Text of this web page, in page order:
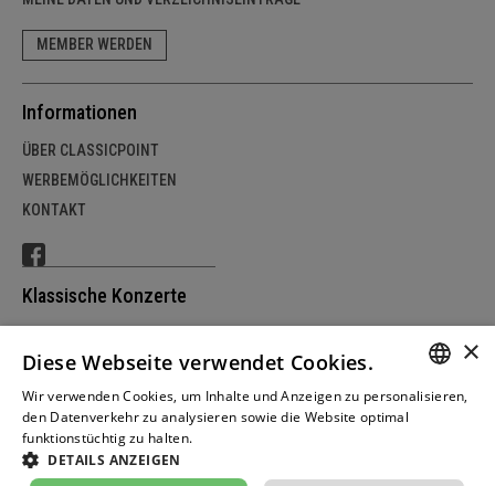
MEMBER WERDEN
Informationen
ÜBER CLASSICPOINT
WERBEMÖGLICHKEITEN
KONTAKT
Klassische Konzerte
DEUTSCHLAND
ÖSTERREICH
© copyright by classicpoint.net | Design und
×
Diese Webseite verwendet Cookies.
Wir verwenden Cookies, um Inhalte und Anzeigen zu personalisieren,
den Datenverkehr zu analysieren sowie die Website optimal
funktionstüchtig zu halten.
DETAILS ANZEIGEN